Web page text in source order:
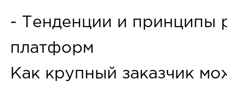
- Тенденции и принципы
платформ
Как крупный заказчик